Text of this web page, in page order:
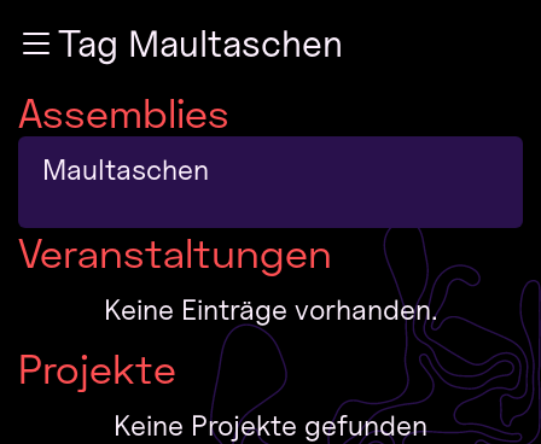
Zum InhaltTag Maultaschen
Assemblies
Maultaschen
Veranstaltungen
Keine Einträge vorhanden.
Projekte
Keine Projekte gefunden